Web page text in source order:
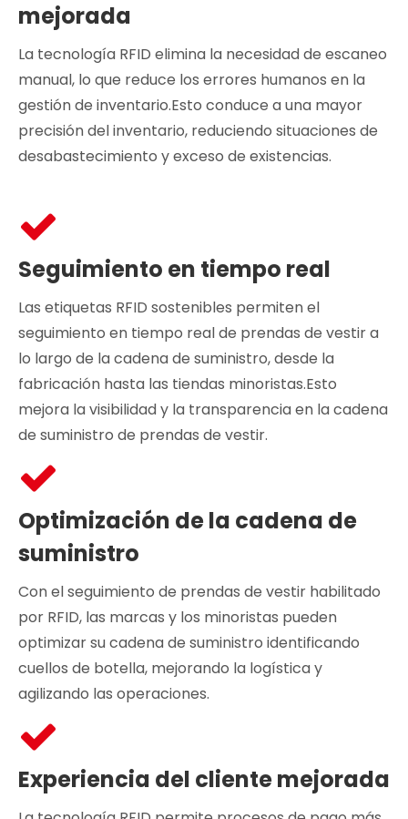
mejorada
La tecnología RFID elimina la necesidad de escaneo
manual, lo que reduce los errores humanos en la
gestión de inventario.Esto conduce a una mayor
precisión del inventario, reduciendo situaciones de
desabastecimiento y exceso de existencias.
Seguimiento en tiempo real
Las etiquetas RFID sostenibles permiten el
seguimiento en tiempo real de prendas de vestir a
lo largo de la cadena de suministro, desde la
fabricación hasta las tiendas minoristas.Esto
mejora la visibilidad y la transparencia en la cadena
de suministro de prendas de vestir.
Optimización de la cadena de
suministro
Con el seguimiento de prendas de vestir habilitado
por RFID, las marcas y los minoristas pueden
optimizar su cadena de suministro identificando
cuellos de botella, mejorando la logística y
agilizando las operaciones.
Experiencia del cliente mejorada